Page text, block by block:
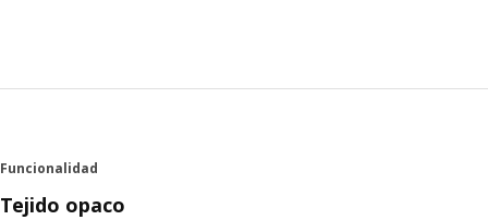
preguntaban dónde habían ido a parar los estores
Funcionalidad
Tejido opaco